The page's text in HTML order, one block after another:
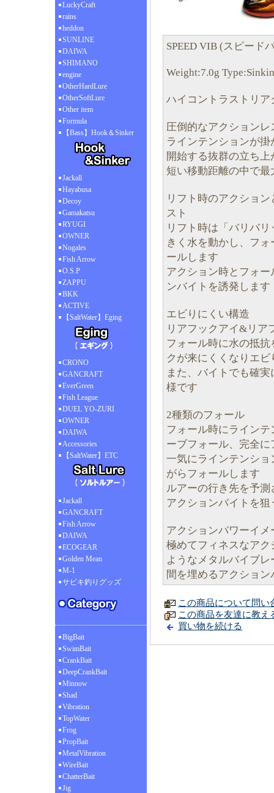
LuckyCraft
rains
heddon
SUNLINE
DAIWA
SHIMANO
engine
OtherHardLure
OtherSoftLure
Other item
Formula
【Bass】Hook＆Sinker
Jackall
Hayabusa
Decoy
Gamakatsu
RYUGI
OWNER
Nogales
Fish Arrow
O.S.P
ZAPPU
BKK
ACTIVE
【SaltWater】Eging
CRONO
GANCRAFT
EverGreen
Fish League
DUEL YO-ZURI
OWNER
DAIWA
Accessories
【SaltWater】ETC
Jackall
GANCRAFT
Fish Arrow
DAIWA
ECOGEAR
Golden Mean
M-1
サビキ釣りグッズ
BigBait
SwimBait
CrankBait
DeepCrankBait
Minnow
Shad
Vibration
TopWater
Frog
PropBait
MetalVibration
WireBait
ChatterBait
Jig
SPEED VIB (スピード
Weight:7.0g
ハイコントラストリア
圧倒的なアクションレ
ラインテンションが
開始する抜群の立ち上
短い移動距離の中で
リフト時のアクショ
スト
リフト時は「バリバ
きく水を動かし、フ
ールします
アクション時とフォ
ンバイトを誘発します
エビりにくい構造
リアフックアイ&リア
フォール時に水の抵
クが来にくくなりエ
また、バイトでも確
様です
2種類のフォール
フォール時にライン
ーブフォール、完全
一気にラインテンシ
がらフォールします
ルアーの行き先を予
アクションバイトを
アクションパワーイメ
極めてフィネスなア
ようなメタルバイブ
間を埋めるアクショ
この商品について問い
この商品を友達に教え
買い物を続ける